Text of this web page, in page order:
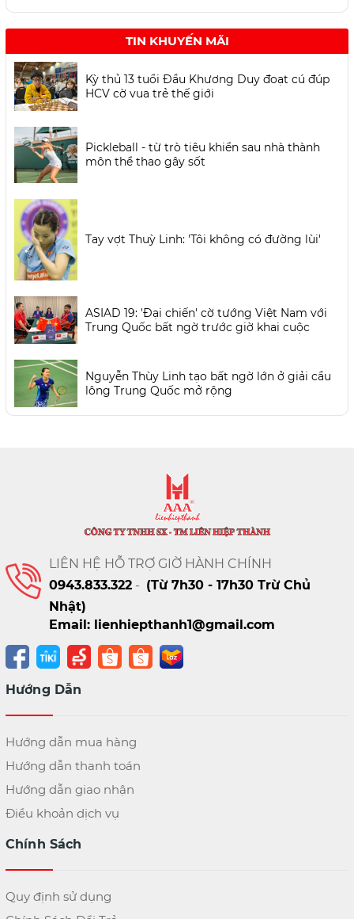
TIN KHUYẾN MÃI
Kỳ thủ 13 tuổi Đầu Khương Duy đoạt cú đúp
HCV cờ vua trẻ thế giới
Pickleball - từ trò tiêu khiển sau nhà thành
môn thể thao gây sốt
Tay vợt Thuỳ Linh: 'Tôi không có đường lùi'
ASIAD 19: 'Đại chiến' cờ tướng Việt Nam với
Trung Quốc bất ngờ trước giờ khai cuộc
Nguyễn Thùy Linh tạo bất ngờ lớn ở giải cầu
lông Trung Quốc mở rộng
LIÊN HỆ HỖ TRỢ GIỜ HÀNH CHÍNH
0943.833.322 - (Từ 7h30 - 17h30 Trừ Chủ
Nhật)
Email: lienhiepthanh1@gmail.com
Hướng Dẫn
Hướng dẫn mua hàng
Hướng dẫn thanh toán
Hướng dẫn giao nhận
Điều khoản dịch vụ
Chính Sách
Quy định sử dụng